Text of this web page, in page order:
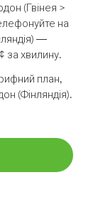
(Гвінея >
на
—
за хвилину.
план,
(Фінляндія).